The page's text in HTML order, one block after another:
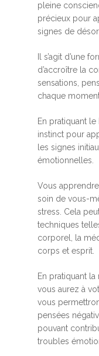
pleine
précieux pour
signes de
Il s’agit d’une
d’accroître la
sensations,
chaque
En pratiquant
instinct pour
les signes
émotionnelles.
Vous
soin de vous-
stress. Cela
techniques
corporel, la
corps et esprit.
En pratiquant
vous aurez à
vous
pensées
pouvant
troubles